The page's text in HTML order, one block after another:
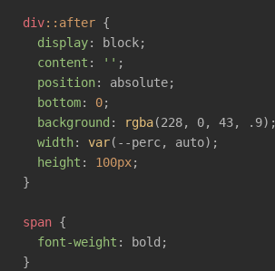
div::after {
display: block;
content : '' ;
position: absolute;
bottom: 0;
background : rgba(228, 0, 43, .9);
width: var(--perc, auto);
height : 100px;
}
span {
font-weight : bold;
}